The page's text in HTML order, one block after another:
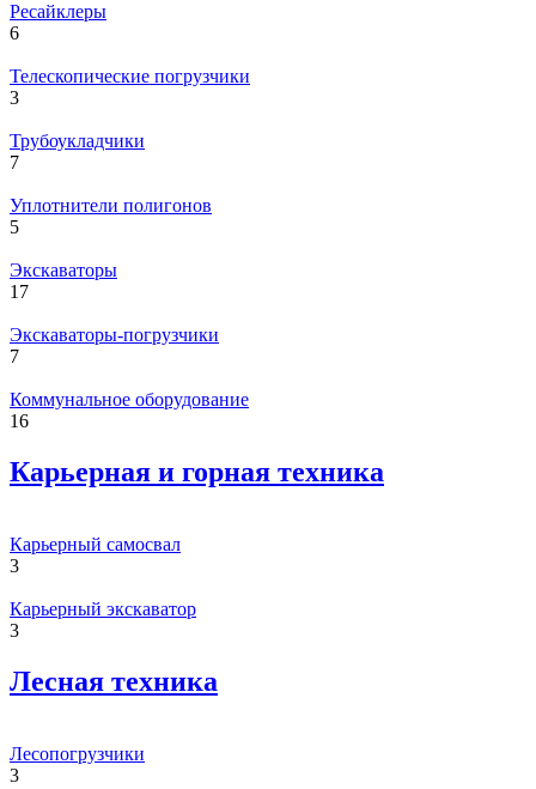
Ресайклеры
6
Телескопические погрузчики
3
Трубоукладчики
7
Уплотнители полигонов
5
Экскаваторы
17
Экскаваторы-погрузчики
7
Коммунальное оборудование
16
Карьерная и горная техника
Карьерный самосвал
3
Карьерный экскаватор
3
Лесная техника
Лесопогрузчики
3